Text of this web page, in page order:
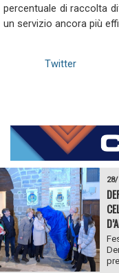
percentuale di raccolta
un servizio ancora più
Twitter